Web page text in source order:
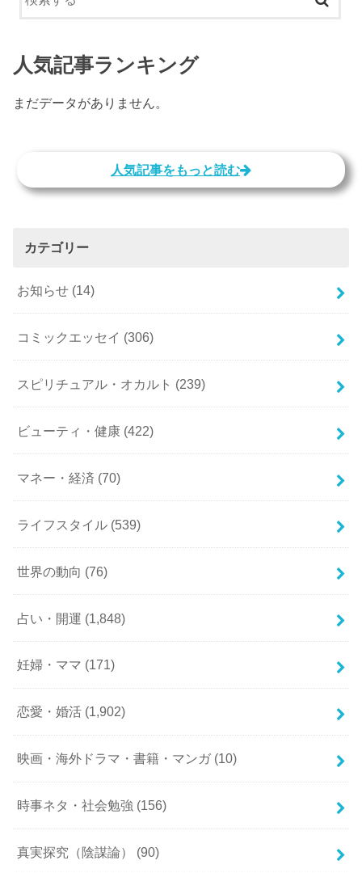
人気記事ランキング
まだデータがありません。
人気記事をもっと読む
カテゴリー
お知らせ (14)
コミックエッセイ (306)
スピリチュアル・オカルト (239)
ビューティ・健康 (422)
マネー・経済 (70)
ライフスタイル (539)
世界の動向 (76)
占い・開運 (1,848)
妊婦・ママ (171)
恋愛・婚活 (1,902)
映画・海外ドラマ・書籍・マンガ (10)
時事ネタ・社会勉強 (156)
真実探究（陰謀論） (90)